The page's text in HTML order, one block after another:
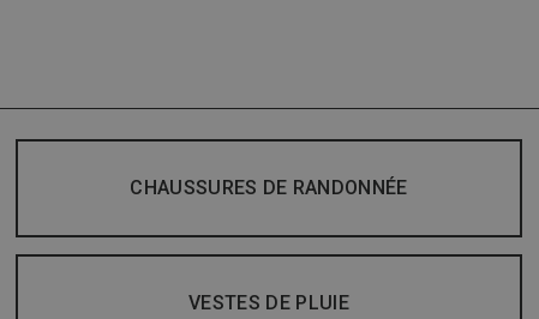
CHAUSSURES DE RANDONNÉE
VESTES DE PLUIE